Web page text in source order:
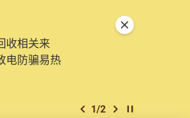
收相关来
电防骗易热
上一个
1/2 下一个开始/暂停幻灯
关闭特別通告